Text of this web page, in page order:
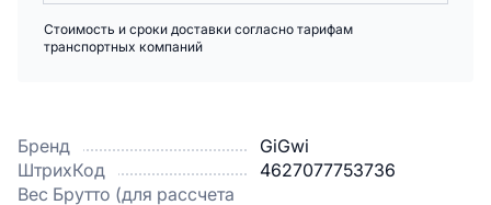
Бренд
GiGwi
ШтрихКод
4627077753736
Вес Брутто (для рассчета
Стоимость и сроки доставки согласно тарифам
транспортных компаний